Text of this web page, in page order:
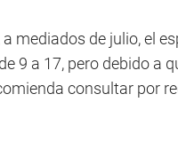
mediados de julio, el
9 a 17, pero debido a
consultar por